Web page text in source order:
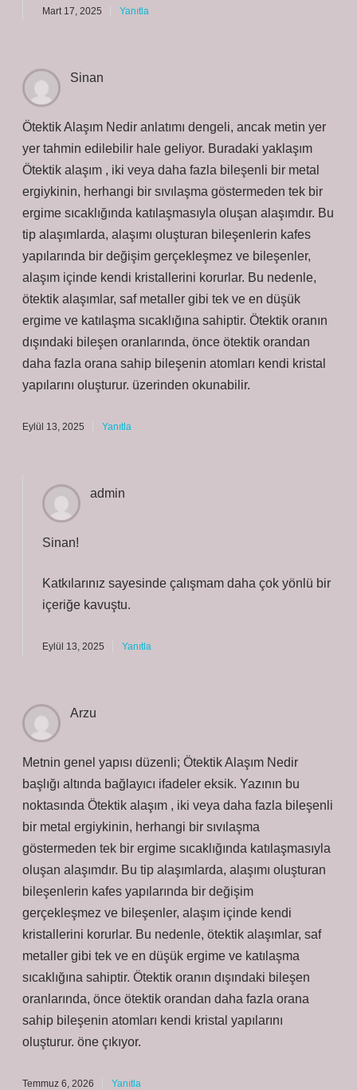
Mart 17, 2025 Yanıtla
Sinan
Ötektik Alaşım Nedir anlatımı dengeli, ancak metin yer
yer tahmin edilebilir hale geliyor. Buradaki yaklaşım
Ötektik alaşım , iki veya daha fazla bileşenli bir metal
ergiykinin, herhangi bir sıvılaşma göstermeden tek bir
ergime sıcaklığında katılaşmasıyla oluşan alaşımdır. Bu
tip alaşımlarda, alaşımı oluşturan bileşenlerin kafes
yapılarında bir değişim gerçekleşmez ve bileşenler,
alaşım içinde kendi kristallerini korurlar. Bu nedenle,
ötektik alaşımlar, saf metaller gibi tek ve en düşük
ergime ve katılaşma sıcaklığına sahiptir. Ötektik oranın
dışındaki bileşen oranlarında, önce ötektik orandan
daha fazla orana sahip bileşenin atomları kendi kristal
yapılarını oluşturur. üzerinden okunabilir.
Eylül 13, 2025 Yanıtla
admin
Sinan!
Katkılarınız sayesinde çalışmam daha çok yönlü bir
içeriğe kavuştu.
Eylül 13, 2025 Yanıtla
Arzu
Metnin genel yapısı düzenli; Ötektik Alaşım Nedir
başlığı altında bağlayıcı ifadeler eksik. Yazının bu
noktasında Ötektik alaşım , iki veya daha fazla bileşenli
bir metal ergiykinin, herhangi bir sıvılaşma
göstermeden tek bir ergime sıcaklığında katılaşmasıyla
oluşan alaşımdır. Bu tip alaşımlarda, alaşımı oluşturan
bileşenlerin kafes yapılarında bir değişim
gerçekleşmez ve bileşenler, alaşım içinde kendi
kristallerini korurlar. Bu nedenle, ötektik alaşımlar, saf
metaller gibi tek ve en düşük ergime ve katılaşma
sıcaklığına sahiptir. Ötektik oranın dışındaki bileşen
oranlarında, önce ötektik orandan daha fazla orana
sahip bileşenin atomları kendi kristal yapılarını
oluşturur. öne çıkıyor.
Temmuz 6, 2026 Yanıtla